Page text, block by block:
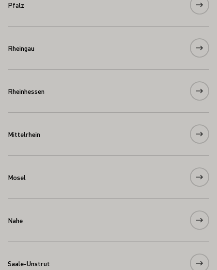
Pfalz
Rheingau
Rheinhessen
Mittelrhein
Mosel
Nahe
Saale-Unstrut